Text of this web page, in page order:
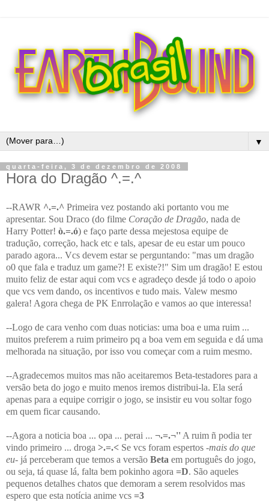
▼
quarta-feira, 3 de dezembro de 2008
Hora do Dragão ^.=.^
--RAWR ^.=.^ Primeira vez postando aki portanto vou me
apresentar. Sou Draco (do filme Coração de Dragão, nada de
Harry Potter! ò.=.ó) e faço parte dessa mejestosa equipe de
tradução, correção, hack etc e tals, apesar de eu estar um pouco
parado agora... Vcs devem estar se perguntando: "mas um dragão
o0 que fala e traduz um game?! E existe?!" Sim um dragão! E estou
muito feliz de estar aqui com vcs e agradeço desde já todo o apoio
que vcs vem dando, os incentivos e tudo mais. Valew mesmo
galera! Agora chega de PK Enrrolação e vamos ao que interessa!
--Logo de cara venho com duas noticias: uma boa e uma ruim ...
muitos preferem a ruim primeiro pq a boa vem em seguida e dá uma
melhorada na situação, por isso vou começar com a ruim mesmo.
--Agradecemos muitos mas não aceitaremos Beta-testadores para a
versão beta do jogo e muito menos iremos distribui-la. Ela será
apenas para a equipe corrigir o jogo, se insistir eu vou soltar fogo
em quem ficar causando.
--Agora a noticia boa ... opa ... perai ... ¬.=.¬'' A ruim ñ podia ter
vindo primeiro ... droga >.=.< Se vcs foram espertos -mais do que
eu- já perceberam que temos a versão Beta em português do jogo,
ou seja, tá quase lá, falta bem pokinho agora =D. São aqueles
pequenos detalhes chatos que demoram a serem resolvidos mas
espero que esta notícia anime vcs =3